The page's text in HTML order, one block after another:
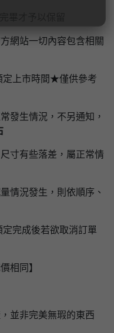
網站一切內容包含相關
定上市時間★僅供參考
發生情況，不另通知，
寸有些落差，屬正常情
情況發生，則依順序、
完成後若欲取消訂單
相同】
並非完美無瑕的東西